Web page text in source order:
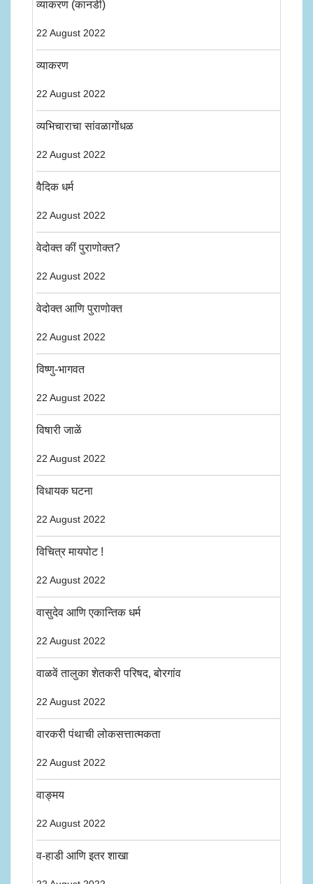
व्याकरण (कानडी)
22 August 2022
व्याकरण
22 August 2022
व्यभिचाराचा सांवळागोंधळ
22 August 2022
वैदिक धर्म
22 August 2022
वेदोक्त कीं पुराणोक्त?
22 August 2022
वेदोक्त आणि पुराणोक्त
22 August 2022
विष्णु-भागवत
22 August 2022
विषारी जाळें
22 August 2022
विधायक घटना
22 August 2022
विचित्र मायपोट !
22 August 2022
वासुदेव आणि एकान्तिक धर्म
22 August 2022
वाळवें तालुका शेतकरी परिषद, बोरगांव
22 August 2022
वारकरी पंथाची लोकसत्तात्मकता
22 August 2022
वाङ्मय
22 August 2022
व-हाडी आणि इतर शाखा